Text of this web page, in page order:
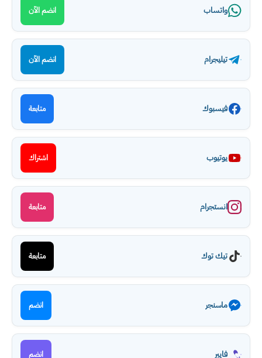
واتساب انضم الآن
تيليجرام انضم الآن
فيسبوك متابعة
يوتيوب اشتراك
انستجرام متابعة
تيك توك متابعة
ماسنجر انضم
فايبر انضم